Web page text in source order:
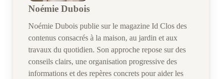
Noémie Dubois
Noémie Dubois publie sur le magazine Id Clos des
contenus consacrés à la maison, au jardin et aux
travaux du quotidien. Son approche repose sur des
conseils clairs, une organisation progressive des
informations et des repères concrets pour aider les